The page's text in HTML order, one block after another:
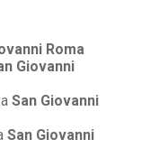
Roma
Giovanni
San Giovanni
San Giovanni